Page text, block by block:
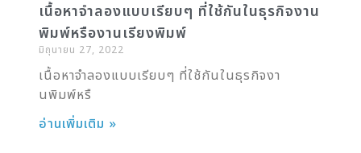
เนื้อหาจำลองแบบเรียบๆ ที่ใช้กันในธุรกิจงาน
พิมพ์หรืองานเรียงพิมพ์
มิถุนายน 27, 2022
เนื้อหาจำลองแบบเรียบๆ ที่ใช้กันในธุรกิจงา
นพิมพ์หรื
อ่านเพิ่มเติม »